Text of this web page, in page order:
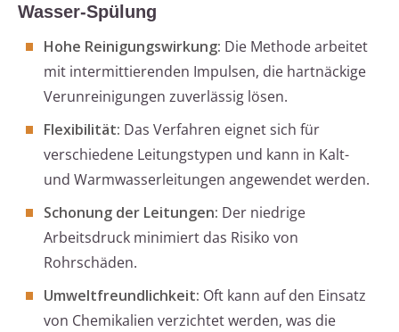
Wasser-Spülung
Hohe Reinigungswirkung: Die Methode arbeitet
mit intermittierenden Impulsen, die hartnäckige
Verunreinigungen zuverlässig lösen.
Flexibilität: Das Verfahren eignet sich für
verschiedene Leitungstypen und kann in Kalt-
und Warmwasserleitungen angewendet werden.
Schonung der Leitungen: Der niedrige
Arbeitsdruck minimiert das Risiko von
Rohrschäden.
Umweltfreundlichkeit: Oft kann auf den Einsatz
von Chemikalien verzichtet werden, was die